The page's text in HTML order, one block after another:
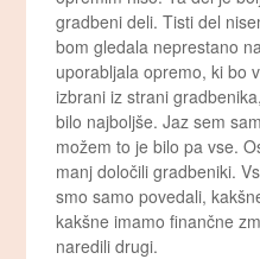
gradbeni deli. Tisti del
bom gledala neprestano
uporabljala opremo, ki bo
izbrani iz strani
bilo najboljše. Jaz sem
možem to je bilo pa vse.
manj določili gradbeniki.
smo samo povedali,
kakšne imamo finančne
naredili drugi.